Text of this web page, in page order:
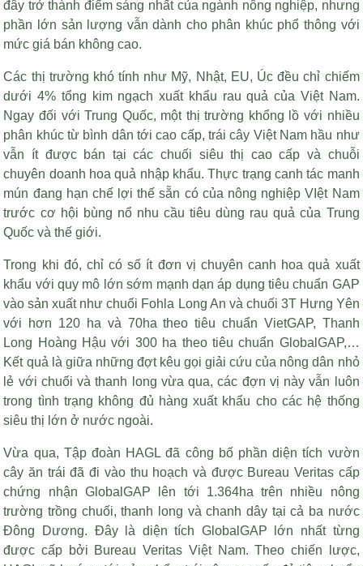
đây trở thành điểm sáng nhất của ngành nông nghiệp, nhưng
phần lớn sản lượng vẫn dành cho phân khúc phổ thông với
mức giá bán không cao.
Các thị trường khó tính như Mỹ, Nhật, EU, Úc đều chỉ chiếm
dưới 4% tổng kim ngạch xuất khẩu rau quả của Việt Nam.
Ngay đối với Trung Quốc, một thị trường khổng lồ với nhiều
phân khúc từ bình dân tới cao cấp, trái cây Việt Nam hầu như
vẫn ít được bán tại các chuối siêu thị cao cấp và chuỗi
chuyên doanh hoa quả nhập khẩu. Thực trạng canh tác manh
mún đang hạn chế lợi thế sẵn có của nông nghiệp VIệt Nam
trước cơ hội bùng nổ nhu cầu tiêu dùng rau quả của Trung
Quốc và thế giới.
Trong khi đó, chỉ có số ít đơn vị chuyên canh hoa quả xuất
khẩu với quy mô lớn sớm mạnh dạn áp dụng tiêu chuẩn GAP
vào sản xuất như chuối Fohla Long An và chuối 3T Hưng Yên
với hơn 120 ha và 70ha theo tiêu chuẩn VietGAP, Thanh
Long Hoàng Hậu với 300 ha theo tiêu chuẩn GlobalGAP,…
Kết quả là giữa những đợt kêu gọi giải cứu của nông dân nhỏ
lẻ với chuối và thanh long vừa qua, các đợn vị này vẫn luôn
trong tình trạng không đủ hàng xuất khẩu cho các hệ thống
siêu thị lớn ở nước ngoài.
Vừa qua, Tập đoàn HAGL đã công bố phần diện tích vườn
cây ăn trái đã đi vào thu hoạch và được Bureau Veritas cấp
chứng nhận GlobalGAP lên tới 1.364ha trên nhiều nông
trường trồng chuối, thanh long và chanh dây tại cả ba nước
Đông Dương. Đây là diện tích GlobalGAP lớn nhất từng
được cấp bởi Bureau Veritas Việt Nam. Theo chiến lược,